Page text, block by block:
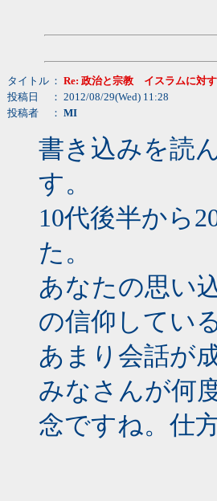
タイトル ： Re: 政治と宗教 イスラムに対
投稿日
： 2012/08/29(Wed) 11:28
投稿者
： MI
書き込みを読
す。
10代後半から
た。
あなたの思い
の信仰してい
あまり会話が
みなさんが何
念ですね。仕